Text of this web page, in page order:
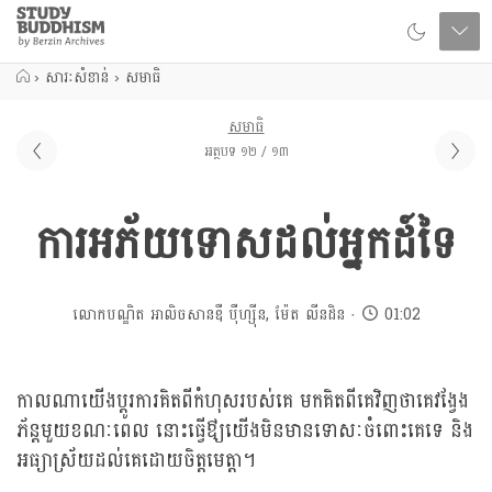
Close
Study
Buddhism
Home
› សារៈសំខាន់ › សមាធិ
សមាធិ
អត្ថបទ ១២ / ១៣
ការអភ័យទោសដល់អ្នកដ៍ទៃ
លោកបណ្ឌិត អាលិចសានឌឺ បុឺហ្សុីន, ម៉ែត លីនដិន 01:02
កាលណាយើងប្តូរការគិតពីកំហុសរបស់គេ មកគិតពីគេវិញថាគេវង្វែង
ភ័ន្តមួយខណៈពេល នោះធ្វើឳ្យយើងមិនមានទោសៈចំពោះគេទេ និង
អធ្យាស្រ័យដល់គេដោយចិត្តមេត្តា។